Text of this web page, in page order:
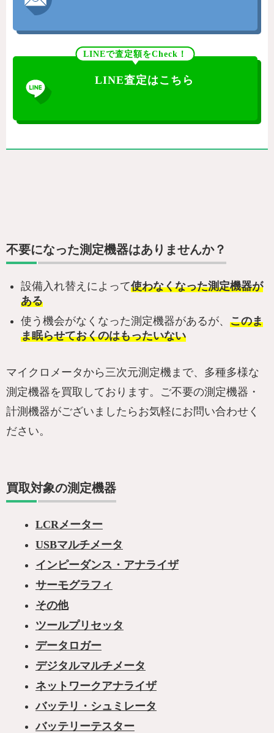
LINEで査定額をCheck！
LINE査定はこちら
不要になった測定機器はありませんか？
設備入れ替えによって使わなくなった測定機器が
ある
使う機会がなくなった測定機器があるが、 このま
ま眠らせておくのはもったいない
マイクロメータから三次元測定機まで、多種多様な
測定機器を買取しております。ご不要の測定機器・
計測機器がございましたらお気軽にお問い合わせく
ださい。
買取対象の測定機器
LCRメーター
USBマルチメータ
インピーダンス・アナライザ
サーモグラフィ
その他
ツールプリセッタ
データロガー
デジタルマルチメータ
ネットワークアナライザ
バッテリ・シュミレータ
バッテリーテスター